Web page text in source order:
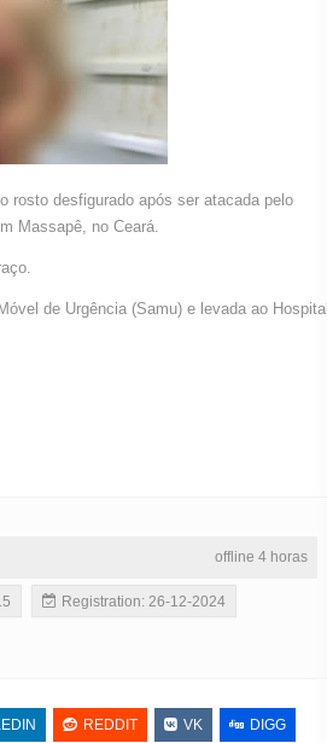
rosto desfigurado após ser atacada pelo
Massapê, no Ceará.
de Urgência (Samu) e levada ao Hospital
offline 4 horas
Registration: 26-12-2024
REDDIT VK DIGG